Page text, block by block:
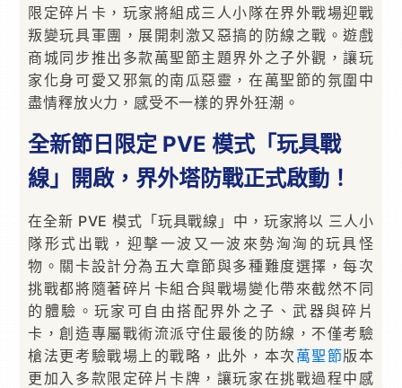
限定碎片卡，玩家將組成三人小隊在界外戰場迎戰
叛變玩具軍團，展開刺激又惡搞的防線之戰。遊戲
商城同步推出多款萬聖節主題界外之子外觀，讓玩
家化身可愛又邪氣的南瓜惡靈，在萬聖節的氛圍中
盡情釋放火力，感受不一樣的界外狂潮。
全新節日限定 PVE 模式「玩具戰
線」開啟，界外塔防戰正式啟動！
在全新 PVE 模式「玩具戰線」中，玩家將以 三人小
隊形式出戰，迎擊一波又一波來勢洶洶的玩具怪
物。關卡設計分為五大章節與多種難度選擇，每次
挑戰都將隨著碎片卡組合與戰場變化帶來截然不同
的體驗。玩家可自由搭配界外之子、武器與碎片
卡，創造專屬戰術流派守住最後的防線，不僅考驗
槍法更考驗戰場上的戰略，此外，本次 萬聖節版本
更加入多款限定碎片卡牌，讓玩家在挑戰過程中感